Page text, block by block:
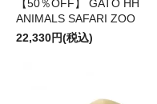
【50％OFF】 GATO HH
ANIMALS SAFARI ZOO
22,330円(税込)